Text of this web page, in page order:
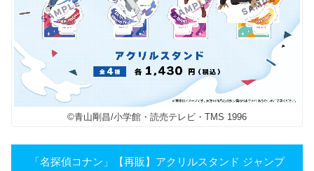
©青山剛昌/小学館・読売テレビ・TMS 1996
「名探偵コナン」【再販】アクリルスタンド ジャンプ